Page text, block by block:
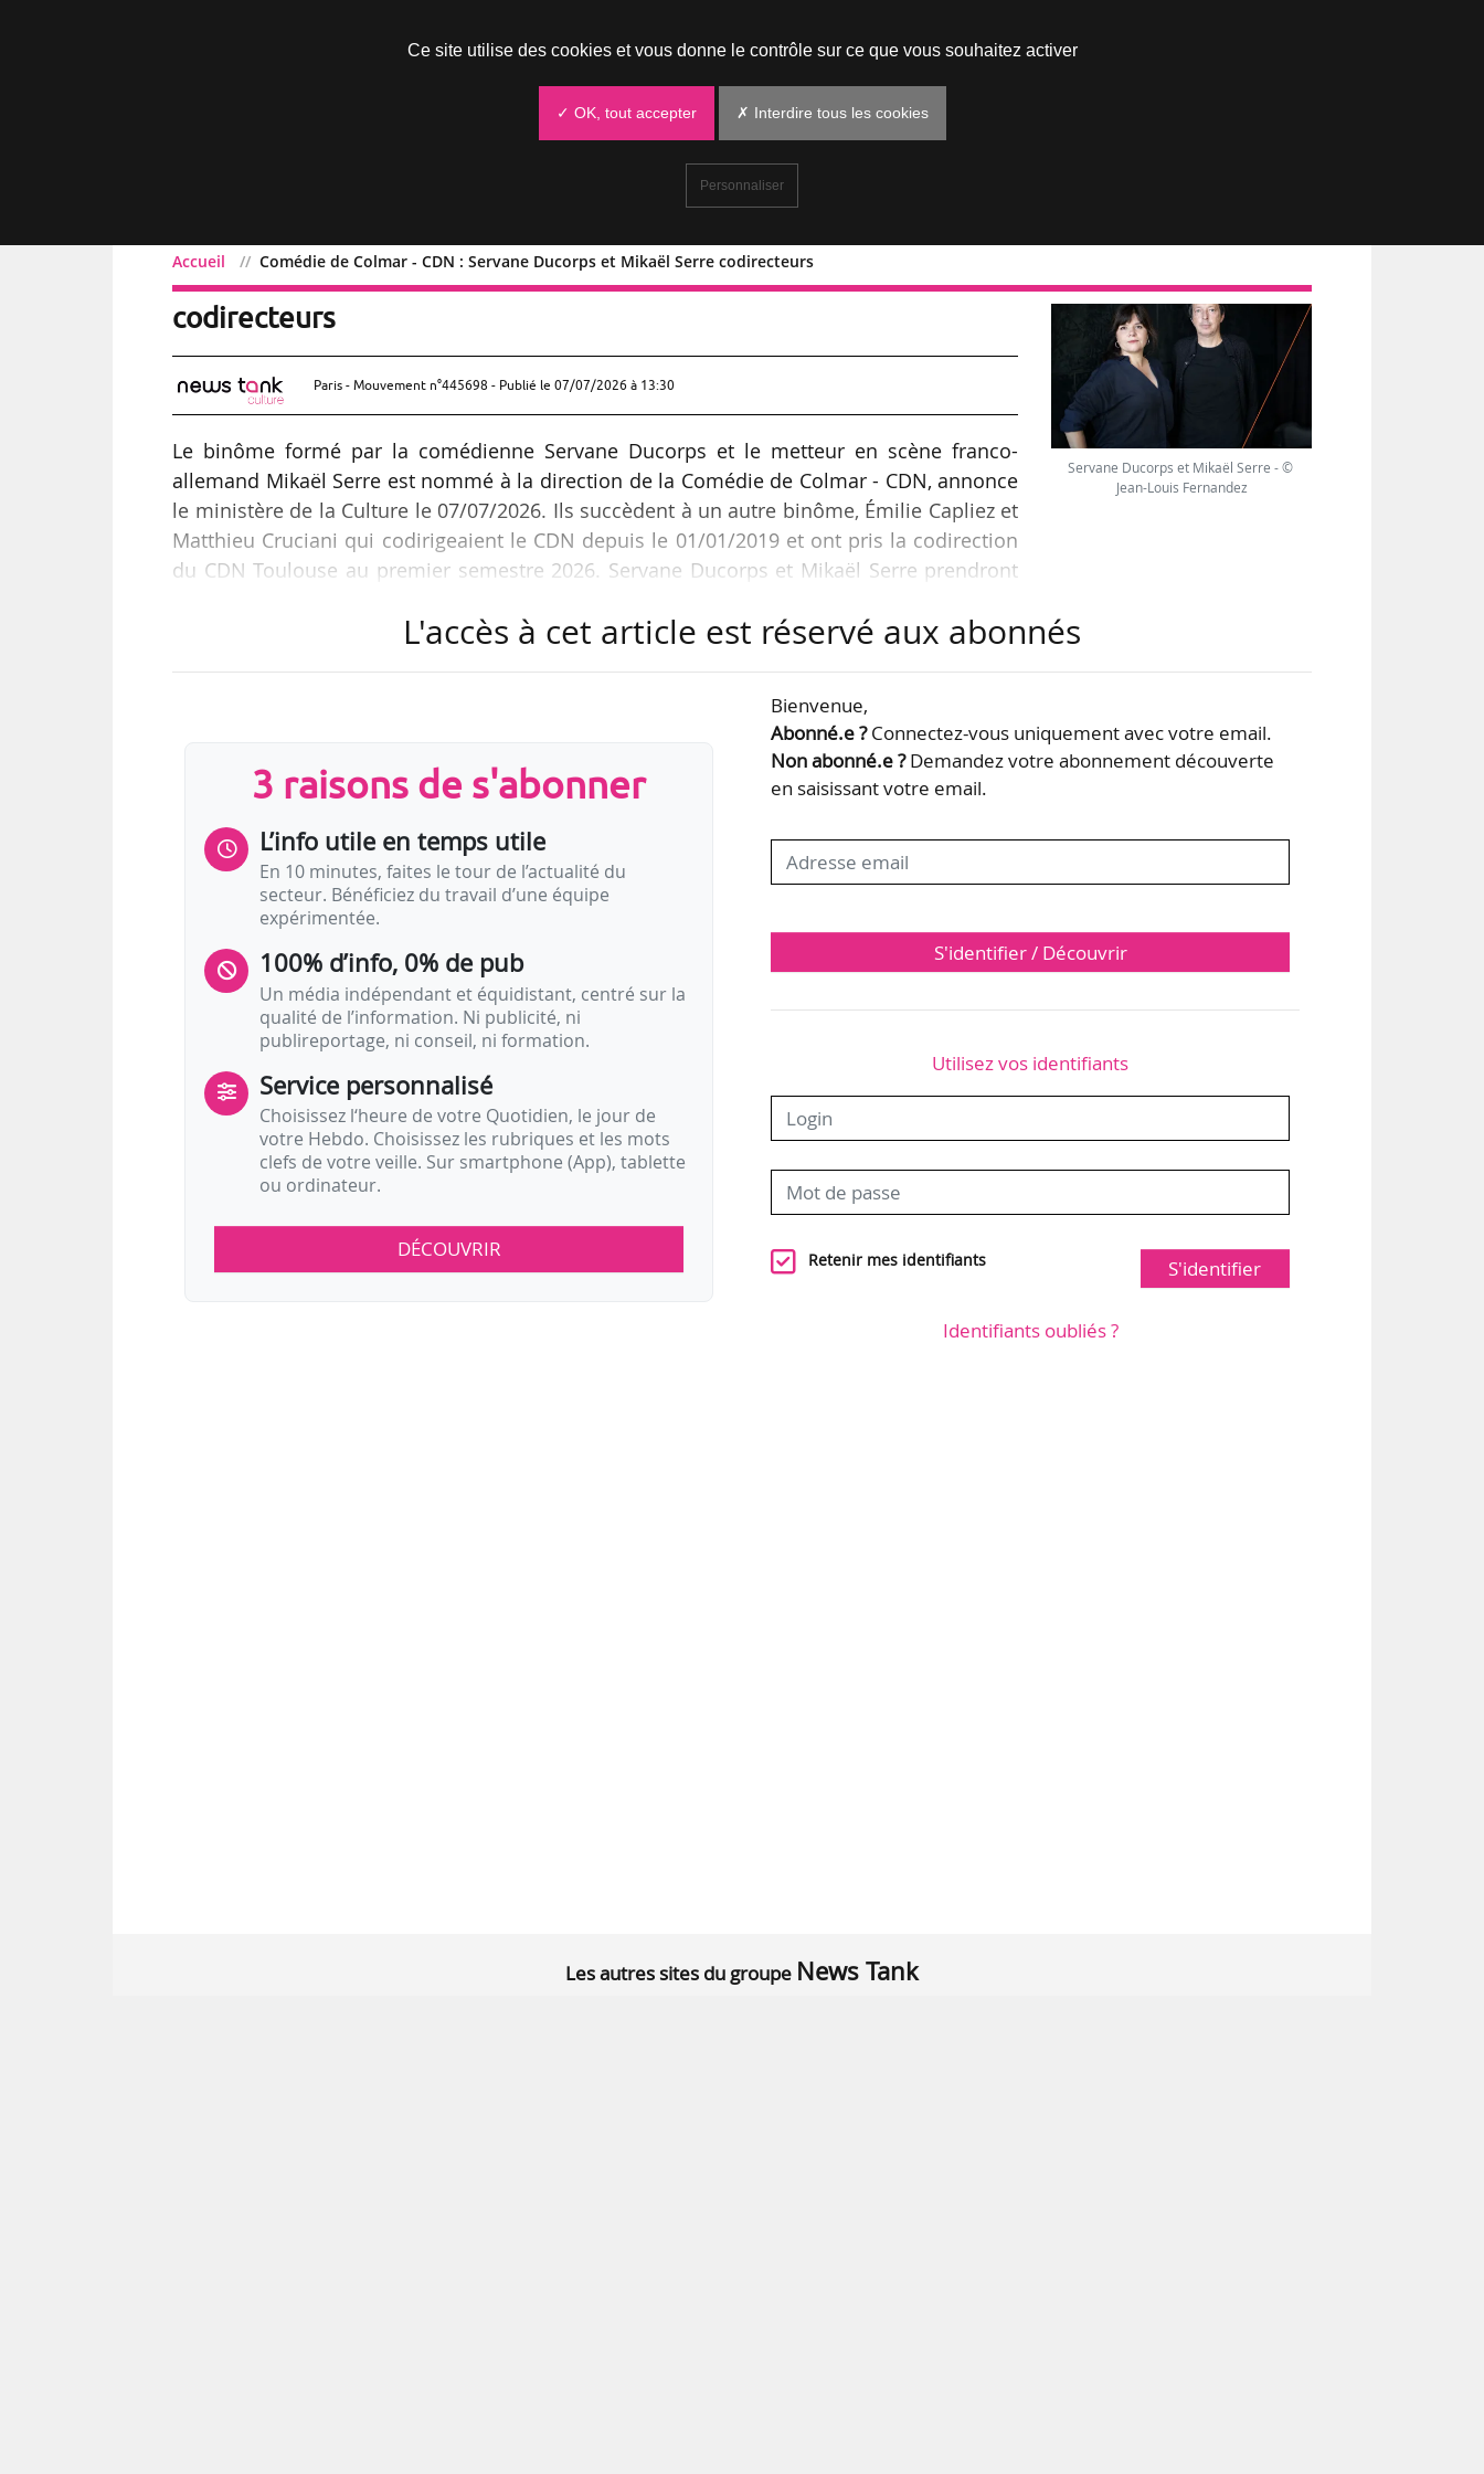
Accueil Comédie de Colmar - CDN : Servane Ducorps et Mikaël Serre codirecteurs
Comédie de Colmar - CDN : Servane Ducorps et Mikaël Serre
codirecteurs
Paris - Mouvement n°445698 - Publié le 07/07/2026 à 13:30
Le binôme formé par la comédienne Servane Ducorps et le metteur en scène franco-
allemand Mikaël Serre est nommé à la direction de la Comédie de Colmar - CDN, annonce
le ministère de la Culture le 07/07/2026. Ils succèdent à un autre binôme, Émilie Capliez et
Matthieu Cruciani qui codirigeaient le CDN depuis le 01/01/2019 et ont pris la codirection
du CDN Toulouse au premier semestre 2026. Servane Ducorps et Mikaël Serre prendront
Friedrich Schiller (2020) ou « La Mouette » d’après Tchekhov (2011). En juin 2019, Mikaël
Servane Ducorps et Mikaël Serre - ©
Jean-Louis Fernandez
L'accès à cet article est réservé aux abonnés
3 raisons de s'abonner
L’info utile en temps utile
En 10 minutes, faites le tour de l’actualité du
secteur. Bénéficiez du travail d’une équipe
expérimentée.
100% d’info, 0% de pub
Un média indépendant et équidistant, centré sur la
qualité de l’information. Ni publicité, ni
publireportage, ni conseil, ni formation.
Service personnalisé
Choisissez l‘heure de votre Quotidien, le jour de
votre Hebdo. Choisissez les rubriques et les mots
clefs de votre veille. Sur smartphone (App), tablette
ou ordinateur.
DÉCOUVRIR
Bienvenue,
Abonné.e ?Connectez-vous uniquement avec votre email.
Non abonné.e ?Demandez votre abonnement découverte
en saisissant votre email.
S'identifier / Découvrir
Utilisez vos identifiants
Retenir mes identifiants S'identifier
Identifiants oubliés ?
Les autres sites du groupe News Tank
Ce site utilise des cookies et vous donne le contrôle sur ce que vous souhaitez activer
✓ OK, tout accepter ✗ Interdire tous les cookies
Personnaliser